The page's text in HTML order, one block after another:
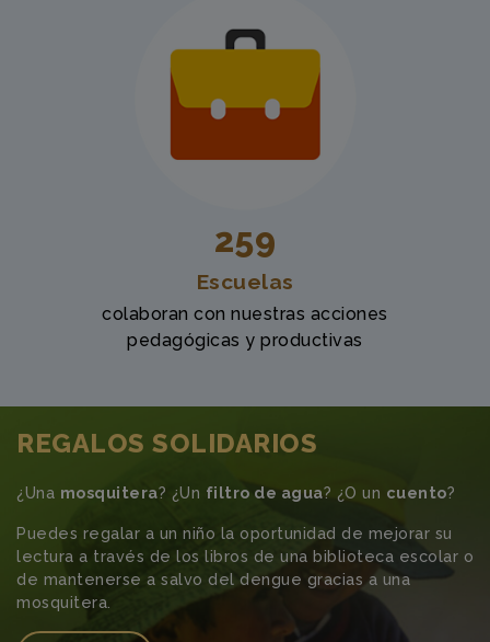
259
Escuelas
colaboran con nuestras acciones
pedagógicas y productivas
REGALOS SOLIDARIOS
¿Una mosquitera? ¿Un filtro de agua? ¿O un cuento?
Puedes regalar a un niño la oportunidad de mejorar su
lectura a través de los libros de una biblioteca escolar o
de mantenerse a salvo del dengue gracias a una
mosquitera.